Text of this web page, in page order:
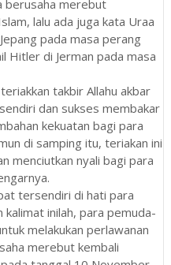
berusaha merebut
lalu ada juga kata Uraa
pada masa perang
Hitler di Jerman pada masa
takbir Allahu akbar
dan sukses membakar
kekuatan bagi para
di samping itu, teriakan ini
menciutkan nyali bagi para
tersendiri di hati para
inilah, para pemuda-
melakukan perlawanan
merebut kembali